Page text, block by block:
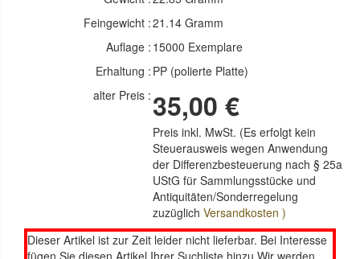
Feingewicht :21.14 Gramm
Auflage : 15000 Exemplare
Erhaltung : PP (polierte Platte)
alter Preis : 35,00 €
Preis inkl. MwSt. (Es erfolgt kein
Steuerausweis wegen Anwendung
der Differenzbesteuerung nach § 25a
UStG für Sammlungsstücke und
Antiquitäten/Sonderregelung
zuzüglichVersandkosten )
Dieser Artikel ist zur Zeit leider nicht lieferbar. Bei Interesse